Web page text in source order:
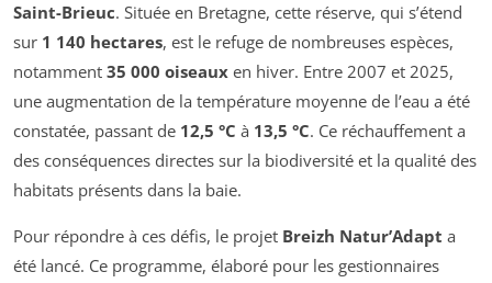
Saint-Brieuc. Située en Bretagne, cette réserve, qui s’étend
sur 1 140 hectares, est le refuge de nombreuses espèces,
notamment 35 000 oiseaux en hiver. Entre 2007 et 2025,
une augmentation de la température moyenne de l’eau a été
constatée, passant de 12,5 °C à 13,5 °C. Ce réchauffement a
des conséquences directes sur la biodiversité et la qualité des
habitats présents dans la baie.
Pour répondre à ces défis, le projet Breizh Natur’Adapt a
été lancé. Ce programme, élaboré pour les gestionnaires